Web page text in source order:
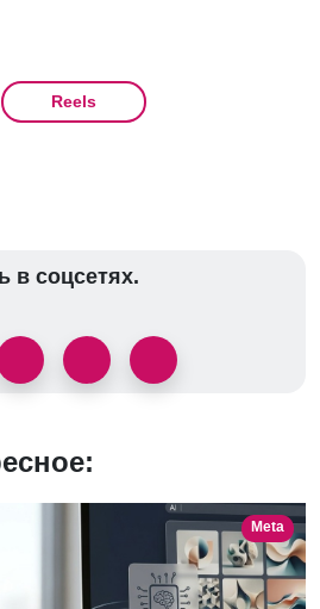
Reels
в соцсетях.
Meta